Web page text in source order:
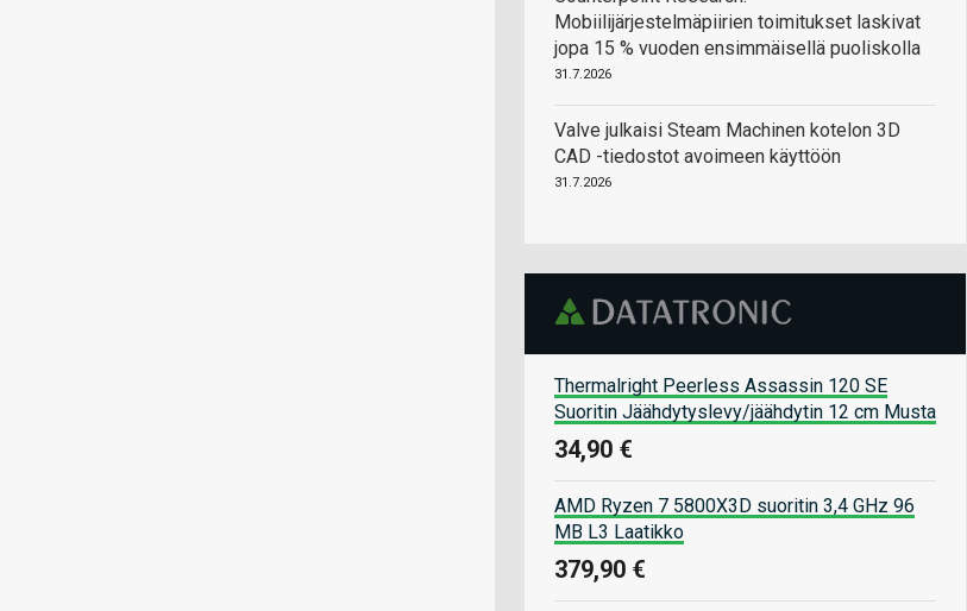
Mobiilijärjestelmäpiirien toimitukset laskivat
jopa 15 % vuoden ensimmäisellä puoliskolla
31.7.2026
Valve julkaisi Steam Machinen kotelon 3D
CAD -tiedostot avoimeen käyttöön
31.7.2026
Thermalright Peerless Assassin 120 SE
Suoritin Jäähdytyslevy/jäähdytin 12 cm Musta
34,90 €
AMD Ryzen 7 5800X3D suoritin 3,4 GHz 96
MB L3 Laatikko
379,90 €